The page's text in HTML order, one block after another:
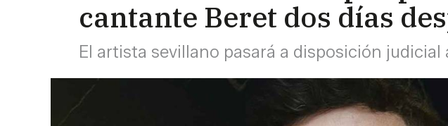
cantante Beret dos días
El artista sevillano pasará a disposición